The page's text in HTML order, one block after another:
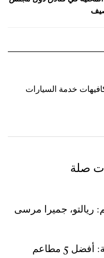
خدمة السيارات
صلة
ريالتو، جميرا مرسى
توصيات خاصة: أفضل 5 مطاعم